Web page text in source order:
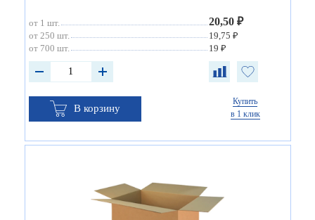
от 1 шт. 20,50 ₽
от 250 шт.
19,75 ₽
от 700 шт.
19 ₽
В корзину
Купить
в 1 клик